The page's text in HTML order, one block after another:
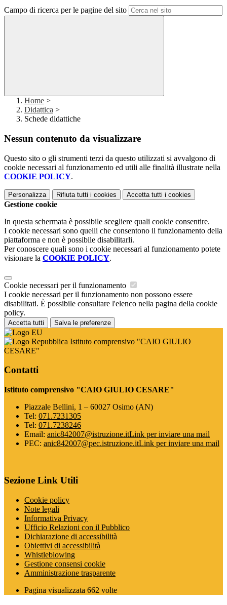
Campo di ricerca per le pagine del sito
Home >
Didattica >
Schede didattiche
Nessun contenuto da visualizzare
Questo sito o gli strumenti terzi da questo utilizzati si avvalgono di
cookie necessari al funzionamento ed utili alle finalità illustrate nella
COOKIE POLICY.
Personalizza Rifiuta tutti i cookies Accetta tutti i cookies
Gestione cookie
In questa schermata è possibile scegliere quali cookie consentire.
I cookie necessari sono quelli che consentono il funzionamento della
piattaforma e non è possibile disabilitarli.
Per conoscere quali sono i cookie necessari al funzionamento potete
visionare la COOKIE POLICY.
Cookie necessari per il funzionamento
I cookie necessari per il funzionamento non possono essere
disabilitati. È possibile consultare l'elenco nella pagina della cookie
policy.
Accetta tutti Salva le preferenze
Istituto comprensivo "CAIO GIULIO
CESARE"
Contatti
Istituto comprensivo "CAIO GIULIO CESARE"
Piazzale Bellini, 1 – 60027 Osimo (AN)
Tel: 071.7231305
Tel: 071.7238246
Email: anic842007@istruzione.itLink per inviare una mail
PEC: anic842007@pec.istruzione.itLink per inviare una mail
Sezione Link Utili
Cookie policy
Note legali
Informativa Privacy
Ufficio Relazioni con il Pubblico
Dichiarazione di accessibilità
Obiettivi di accessibilità
Whistleblowing
Gestione consensi cookie
Amministrazione trasparente
Pagina visualizzata 662 volte